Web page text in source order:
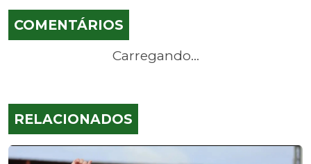
COMENTÁRIOS
Carregando...
RELACIONADOS